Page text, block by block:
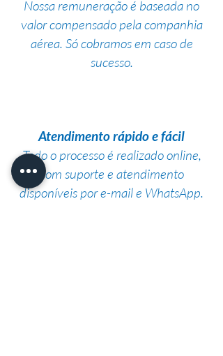
Nossa remuneração é baseada no
valor compensado pela companhia
aérea. Só cobramos em caso de
sucesso.
Atendimento rápido e fácil
Todo o processo é realizado online,
com suporte e atendimento
disponíveis por e-mail e WhatsApp.